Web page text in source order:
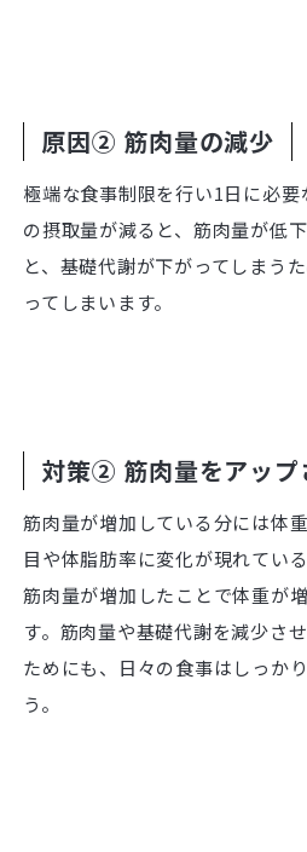
原因② 筋肉量の減少
極端な食事制限を行い1日に必
の摂取量が減ると、筋肉量が低
と、基礎代謝が下がってしまう
ってしまいます。
対策② 筋肉量をアップ
筋肉量が増加している分には体
目や体脂肪率に変化が現れてい
筋肉量が増加したことで体重が
す。筋肉量や基礎代謝を減少さ
ためにも、日々の食事はしっか
う。